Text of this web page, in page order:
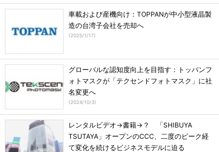
車載および産機向け：TOPPANが中小型液晶製
造の台湾子会社を売却へ
(2025/1/17)
グローバルな認知度向上を目指す：トッパンフ
ォトマスクが「テクセンドフォトマスク」に社
名変更へ
(2024/10/3)
レンタルビデオ→書籍→？ 「SHIBUYA
TSUTAYA」オープンのCCC、二度のピーク経
て変化を続けるビジネスモデルに迫る